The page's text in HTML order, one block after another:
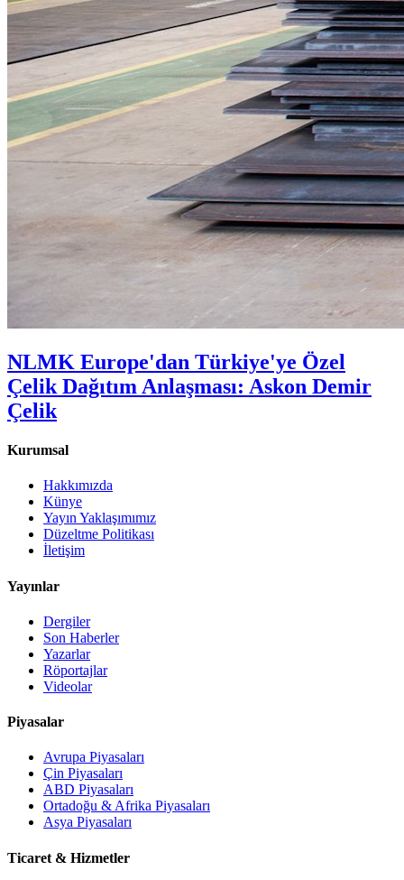
NLMK Europe'dan Türkiye'ye Özel
Çelik Dağıtım Anlaşması: Askon Demir
Çelik
Kurumsal
Hakkımızda
Künye
Yayın Yaklaşımımız
Düzeltme Politikası
İletişim
Yayınlar
Dergiler
Son Haberler
Yazarlar
Röportajlar
Videolar
Piyasalar
Avrupa Piyasaları
Çin Piyasaları
ABD Piyasaları
Ortadoğu & Afrika Piyasaları
Asya Piyasaları
Ticaret & Hizmetler